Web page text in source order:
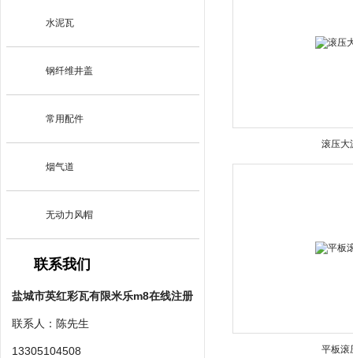
水泥瓦
钢纤维井盖
常用配件
烟气道
无动力风帽
联系我们
盐城市英红彩瓦有限米乐m8在线注册
联系人：陈先生
13305104508
滚压大
平板滚